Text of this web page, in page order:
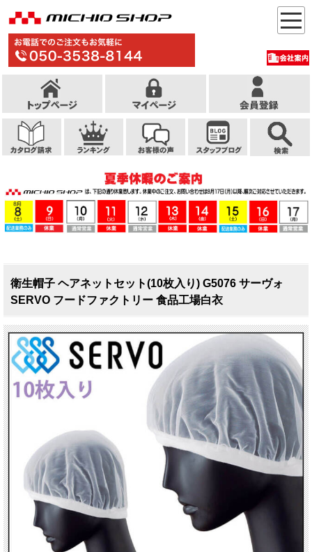
衛生帽子 ヘアネットセット(10枚入り) G5076 サーヴォ
SERVO フードファクトリー 食品工場白衣